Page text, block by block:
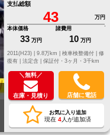
支払総額
43
万円
本体価格
33 万円
諸費用
10 万円
修
復有 | 法定含 | 保証付・3ヶ月・3千km
＼無料／
在庫・見積り 店舗に電話
お気に入り追加
現在 4人が追加済